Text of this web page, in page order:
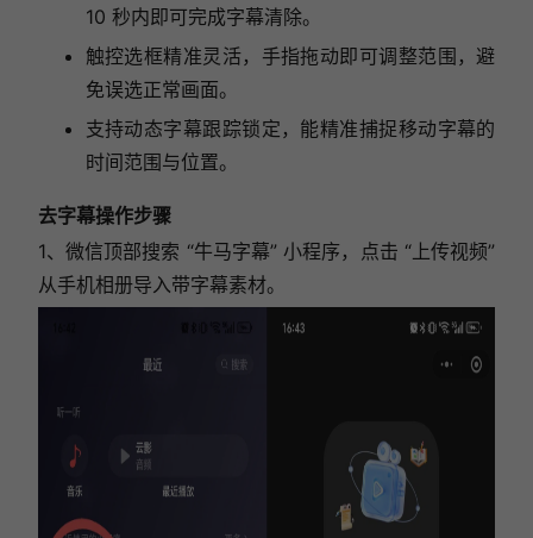
10 秒内即可完成字幕清除。
触控选框精准灵活，手指拖动即可调整范围，避
免误选正常画面。
支持动态字幕跟踪锁定，能精准捕捉移动字幕的
时间范围与位置。
去字幕操作步骤
1、微信顶部搜索 “牛马字幕” 小程序，点击 “上传视频”
从手机相册导入带字幕素材。